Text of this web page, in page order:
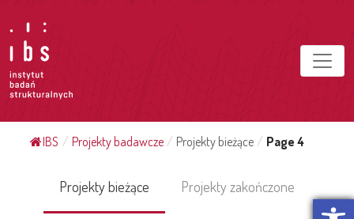
Otwórz
IBS / Projekty badawcze / Projekty bieżące / Page 4
Projekty bieżące Projekty zakończone